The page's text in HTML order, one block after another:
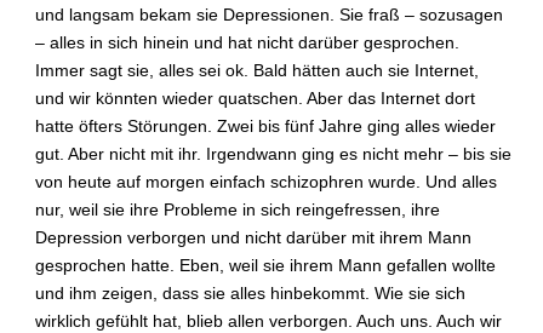
und langsam bekam sie Depressionen. Sie fraß – sozusagen
– alles in sich hinein und hat nicht darüber gesprochen.
Immer sagt sie, alles sei ok. Bald hätten auch sie Internet,
und wir könnten wieder quatschen. Aber das Internet dort
hatte öfters Störungen. Zwei bis fünf Jahre ging alles wieder
gut. Aber nicht mit ihr. Irgendwann ging es nicht mehr – bis sie
von heute auf morgen einfach schizophren wurde. Und alles
nur, weil sie ihre Probleme in sich reingefressen, ihre
Depression verborgen und nicht darüber mit ihrem Mann
gesprochen hatte. Eben, weil sie ihrem Mann gefallen wollte
und ihm zeigen, dass sie alles hinbekommt. Wie sie sich
wirklich gefühlt hat, blieb allen verborgen. Auch uns. Auch wir
e
z
u
t
u
W
i
e
s
o